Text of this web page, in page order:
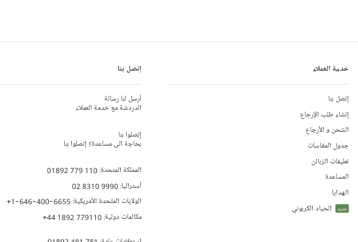
خدمة العملاء
إتصل بنا
إنشاء طلب الإرجاع
الشحن و الأرجاع
جدول المقاسات
تعليقات الزبائن
المساعدة
الهدايا
جديد الحياد الكربوني
إتصل بنا
أرسل لنا رسالة
الدردشة مع خدمة العملاء
إتصلوا بنا
بحاجة الى مساعدة؟ إتصلوا بنا
المملكة المتحدة:01892 779 110
أستراليا:02 8310 9990
الولايات المتّحدة الأمريكية: +1-646-400-6655
مكالمات دولية:+44 1892 779110